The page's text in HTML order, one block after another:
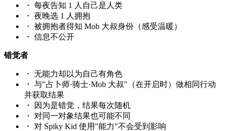
・ 每夜告知 1 人自己是人类
・ 夜晚选 1 人拥抱
・ 被拥抱者得知 Mob 大叔身份（感受温暖）
・ 信息不公开
错觉者
・ 无能力却以为自己有角色
・ 与"占卜师·骑士·Mob 大叔"（在开启时）做相同行动
并获取结果
・
因为是错觉，结果每次随机
・
对同一对象结果也可能不同
・
对 Spiky Kid 使用"能力"不会受到影响